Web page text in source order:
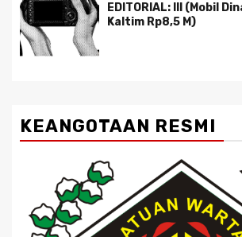
EDITORIAL: III (Mobil
Kaltim Rp8,5 M)
KEANGOTAAN RESMI